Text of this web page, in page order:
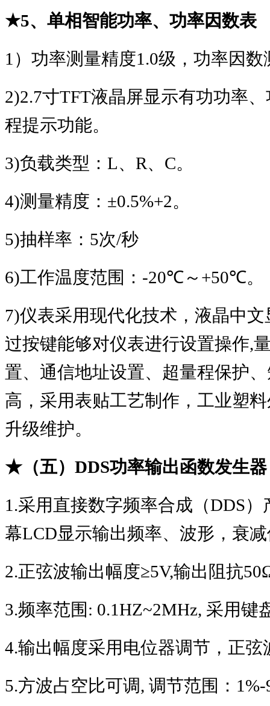
★5、单相智能功率、功率因数表
1 ）功率测量精度1.0级，功率因数
2)2.7寸TFT液晶屏显示有功功率
程提示功能。
3)负载类型： L、 R、 C。
4)测量精度： ±0.5%+2。
5)抽样率： 5次/秒
6)工作温度范围： -20℃～ +50℃。
7)仪表采用现代化技术，液晶中
过按键能够对仪表进行设置操作,
置、通信地址设置、超量程保护
高，采用表贴工艺制作，工业塑
升级维护。
★（五） DDS功率输出函数发生
1.采用直接数字频率合成（DDS）
幕LCD显示输出频率、波形，衰
2.正弦波输出幅度≥5V,输出阻抗
3.频率范围 : 0.1HZ~2MHz, 采用键
4.输出幅度采用电位器调节，正弦
5.方波占空比可调, 调节范围：